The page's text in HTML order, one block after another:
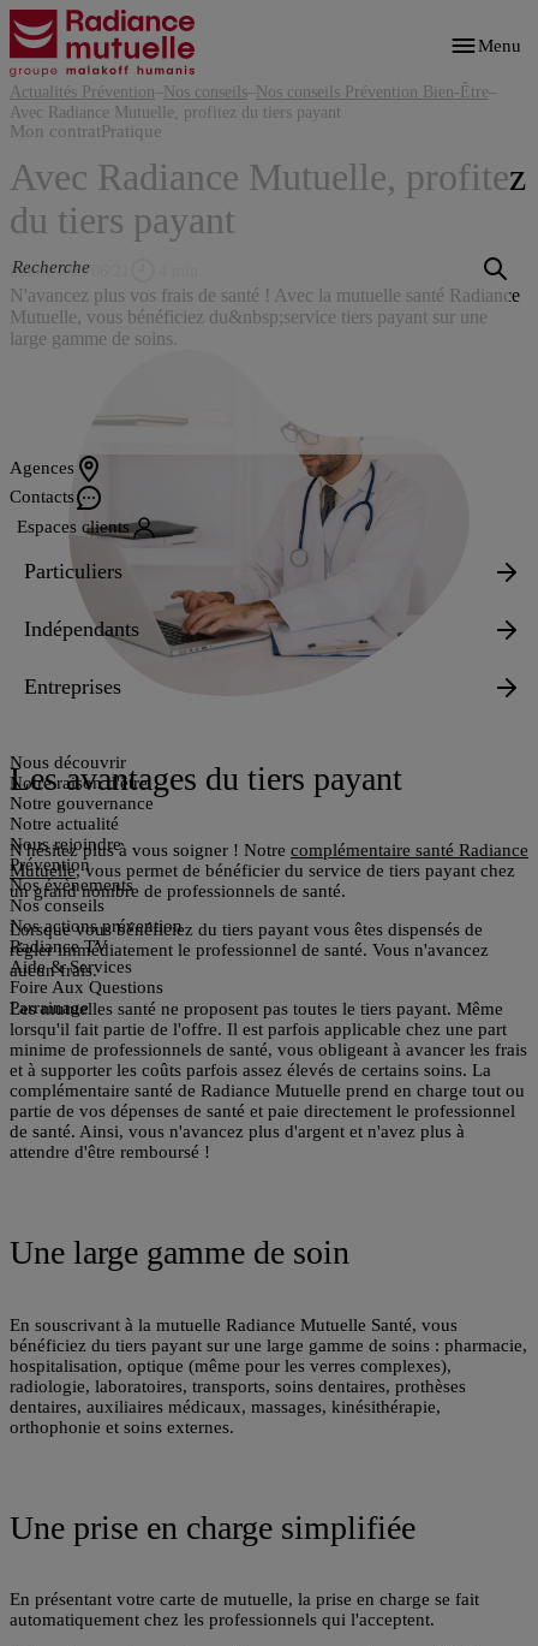
Aller
au
contenu
principal
Menu
Agences
Contacts
Espaces clients
Particuliers
Indépendants
Entreprises
Nous découvrir
Notre raison d'être
Notre gouvernance
Notre actualité
Nous rejoindre
Prévention
Nos évènements
Nos conseils
Nos actions prévention
Radiance TV
Aide & Services
Foire Aux Questions
Parrainage
Actualités Prévention–Nos conseils–Nos conseils Prévention Bien-Être–
Avec Radiance Mutuelle, profitez du tiers payant
Mon contratPratique
Avec Radiance Mutuelle, profitez
du tiers payant
Publié le03/06/21
N'avancez plus vos frais de santé ! Avec la mutuelle santé Radiance
Mutuelle, vous bénéficiez du&nbsp;service tiers payant sur une
large gamme de soins.
Les avantages du tiers payant
N'hésitez plus à vous soigner ! Notre complémentaire santé Radiance
Mutuelle, vous permet de bénéficier du service de tiers payant chez
un grand nombre de professionnels de santé.
Lorsque vous bénéficiez du tiers payant vous êtes dispensés de
régler immédiatement le professionnel de santé. Vous n'avancez
aucun frais.
Les mutuelles santé ne proposent pas toutes le tiers payant. Même
lorsqu'il fait partie de l'offre. Il est parfois applicable chez une part
minime de professionnels de santé, vous obligeant à avancer les frais
et à supporter les coûts parfois assez élevés de certains soins. La
complémentaire santé de Radiance Mutuelle prend en charge tout ou
partie de vos dépenses de santé et paie directement le professionnel
de santé. Ainsi, vous n'avancez plus d'argent et n'avez plus à
attendre d'être remboursé !
Une large gamme de soin
En souscrivant à la mutuelle Radiance Mutuelle Santé, vous
bénéficiez du tiers payant sur une large gamme de soins : pharmacie,
hospitalisation, optique (même pour les verres complexes),
radiologie, laboratoires, transports, soins dentaires, prothèses
dentaires, auxiliaires médicaux, massages, kinésithérapie,
orthophonie et soins externes.
Une prise en charge simplifiée
En présentant votre carte de mutuelle, la prise en charge se fait
automatiquement chez les professionnels qui l'acceptent.